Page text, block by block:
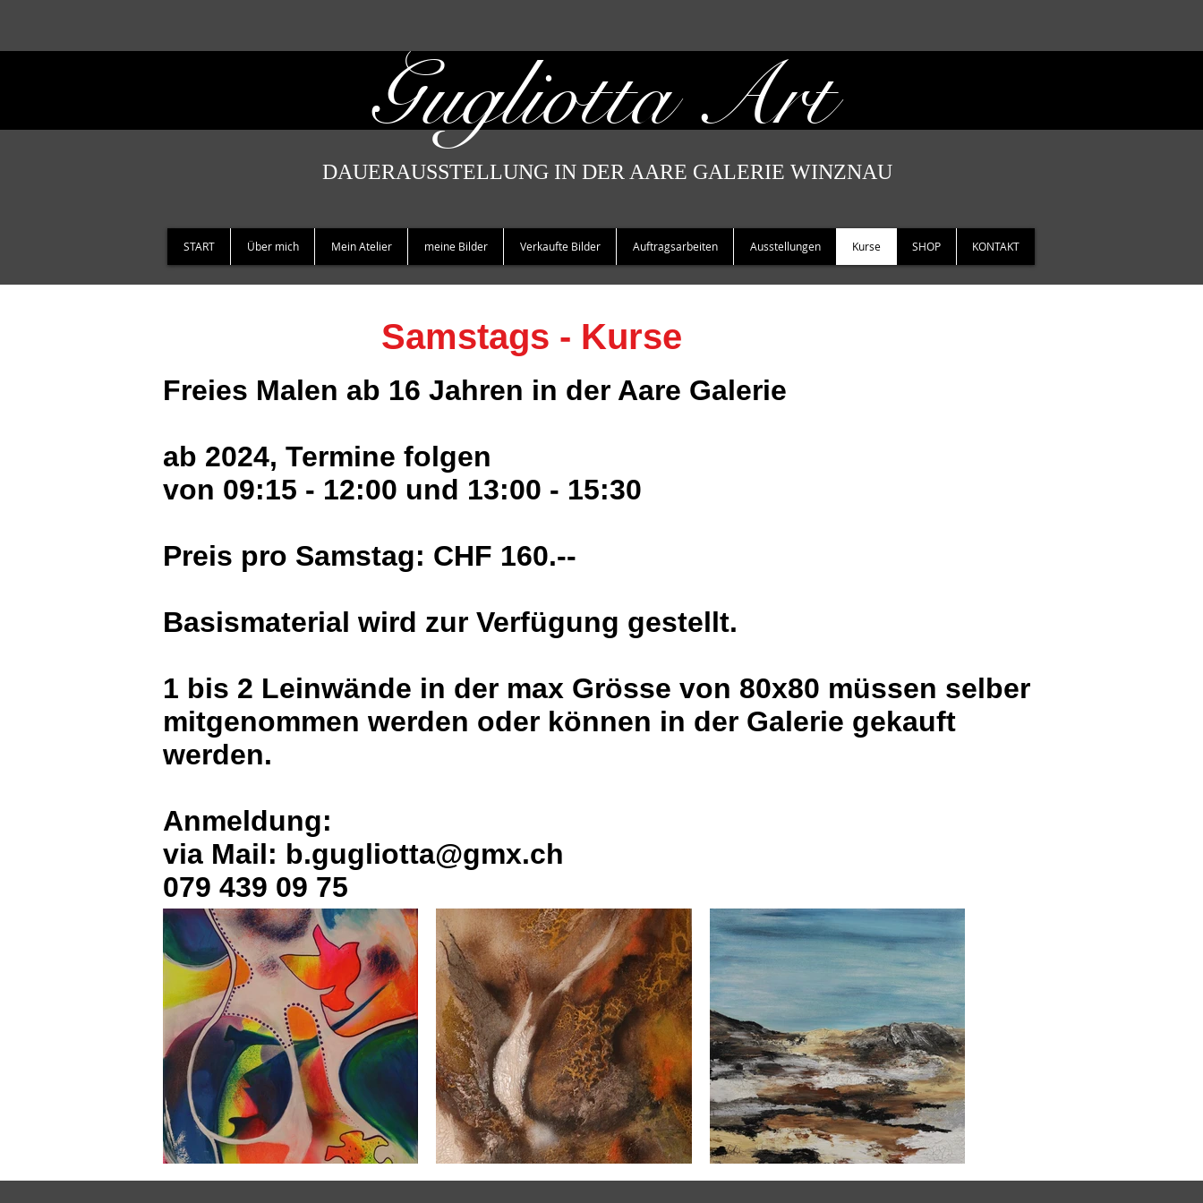
Gugliotta Art
DAUERAUSSTELLUNG IN DER AARE GALERIE WINZNAU
START Über mich Mein Atelier meine Bilder Verkaufte Bilder Auftragsarbeiten Ausstellungen Kurse SHOP KONTAKT
Samstags - Kurse
Freies Malen ab 16 Jahren in der Aare Galerie
ab 2024, Termine folgen
von 09:15 - 12:00 und 13:00 - 15:30
Preis pro Samstag: CHF 160.--
Basismaterial wird zur Verfügung gestellt.
1 bis 2 Leinwände in der max Grösse von 80x80 müssen selber
mitgenommen werden oder können in der Galerie gekauft
werden.
Anmeldung:
via Mail: b.gugliotta@gmx.ch
079 439 09 75